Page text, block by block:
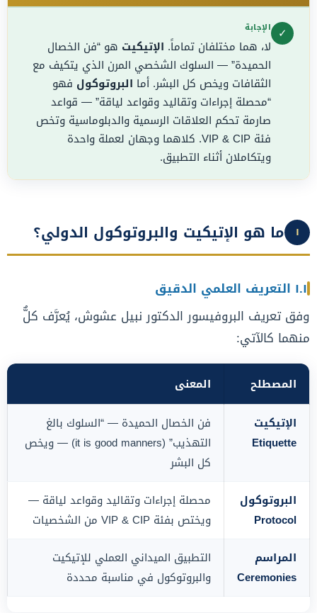
✓ الإجابة
لا، هما مختلفان تماماً. الإتيكيت هو “فن الخصال
الحميدة” — السلوك الشخصي المرن الذي يتكيف مع
الثقافات ويخص كل البشر. أما البروتوكول فهو
“محصلة إجراءات وتقاليد وقواعد لياقة” — قواعد
صارمة تحكم العلاقات الرسمية والدبلوماسية وتخص
فئة VIP & CIP. كلاهما وجهان لعملة واحدة
ويتكاملان أثناء التطبيق.
١ ما هو الإتيكيت والبروتوكول الدولي؟
١.١ التعريف العلمي الدقيق
وفق تعريف البروفيسور الدكتور نبيل عشوش، يُعرَّف كلٌّ
منهما كالآتي:
المصطلح
المعنى
الإتيكيت
Etiquette
فن الخصال الحميدة — “السلوك بالغ
التهذيب” (it is good manners) — ويخص
كل البشر
البروتوكول
Protocol
محصلة إجراءات وتقاليد وقواعد لياقة —
ويختص بفئة VIP & CIP من الشخصيات
المراسم
Ceremonies
التطبيق الميداني العملي للإتيكيت
والبروتوكول في مناسبة محددة